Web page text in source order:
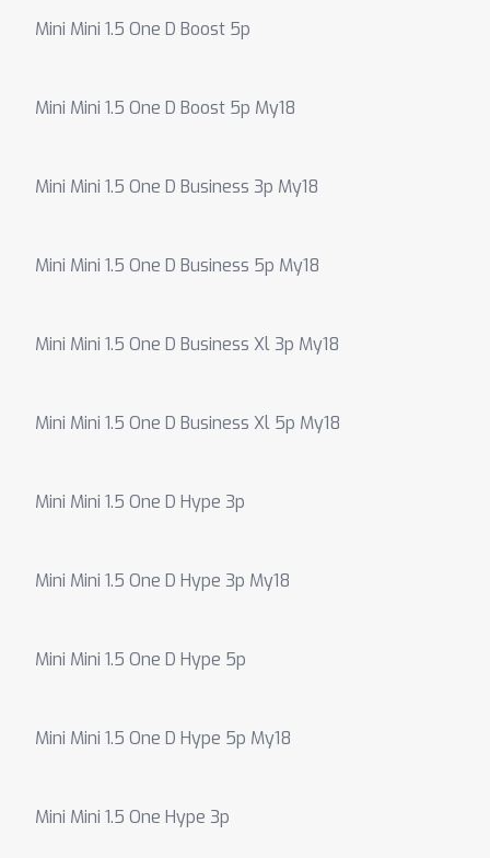
Mini Mini 1.5 One D Boost 5p
Mini Mini 1.5 One D Boost 5p My18
Mini Mini 1.5 One D Business 3p My18
Mini Mini 1.5 One D Business 5p My18
Mini Mini 1.5 One D Business Xl 3p My18
Mini Mini 1.5 One D Business Xl 5p My18
Mini Mini 1.5 One D Hype 3p
Mini Mini 1.5 One D Hype 3p My18
Mini Mini 1.5 One D Hype 5p
Mini Mini 1.5 One D Hype 5p My18
Mini Mini 1.5 One Hype 3p